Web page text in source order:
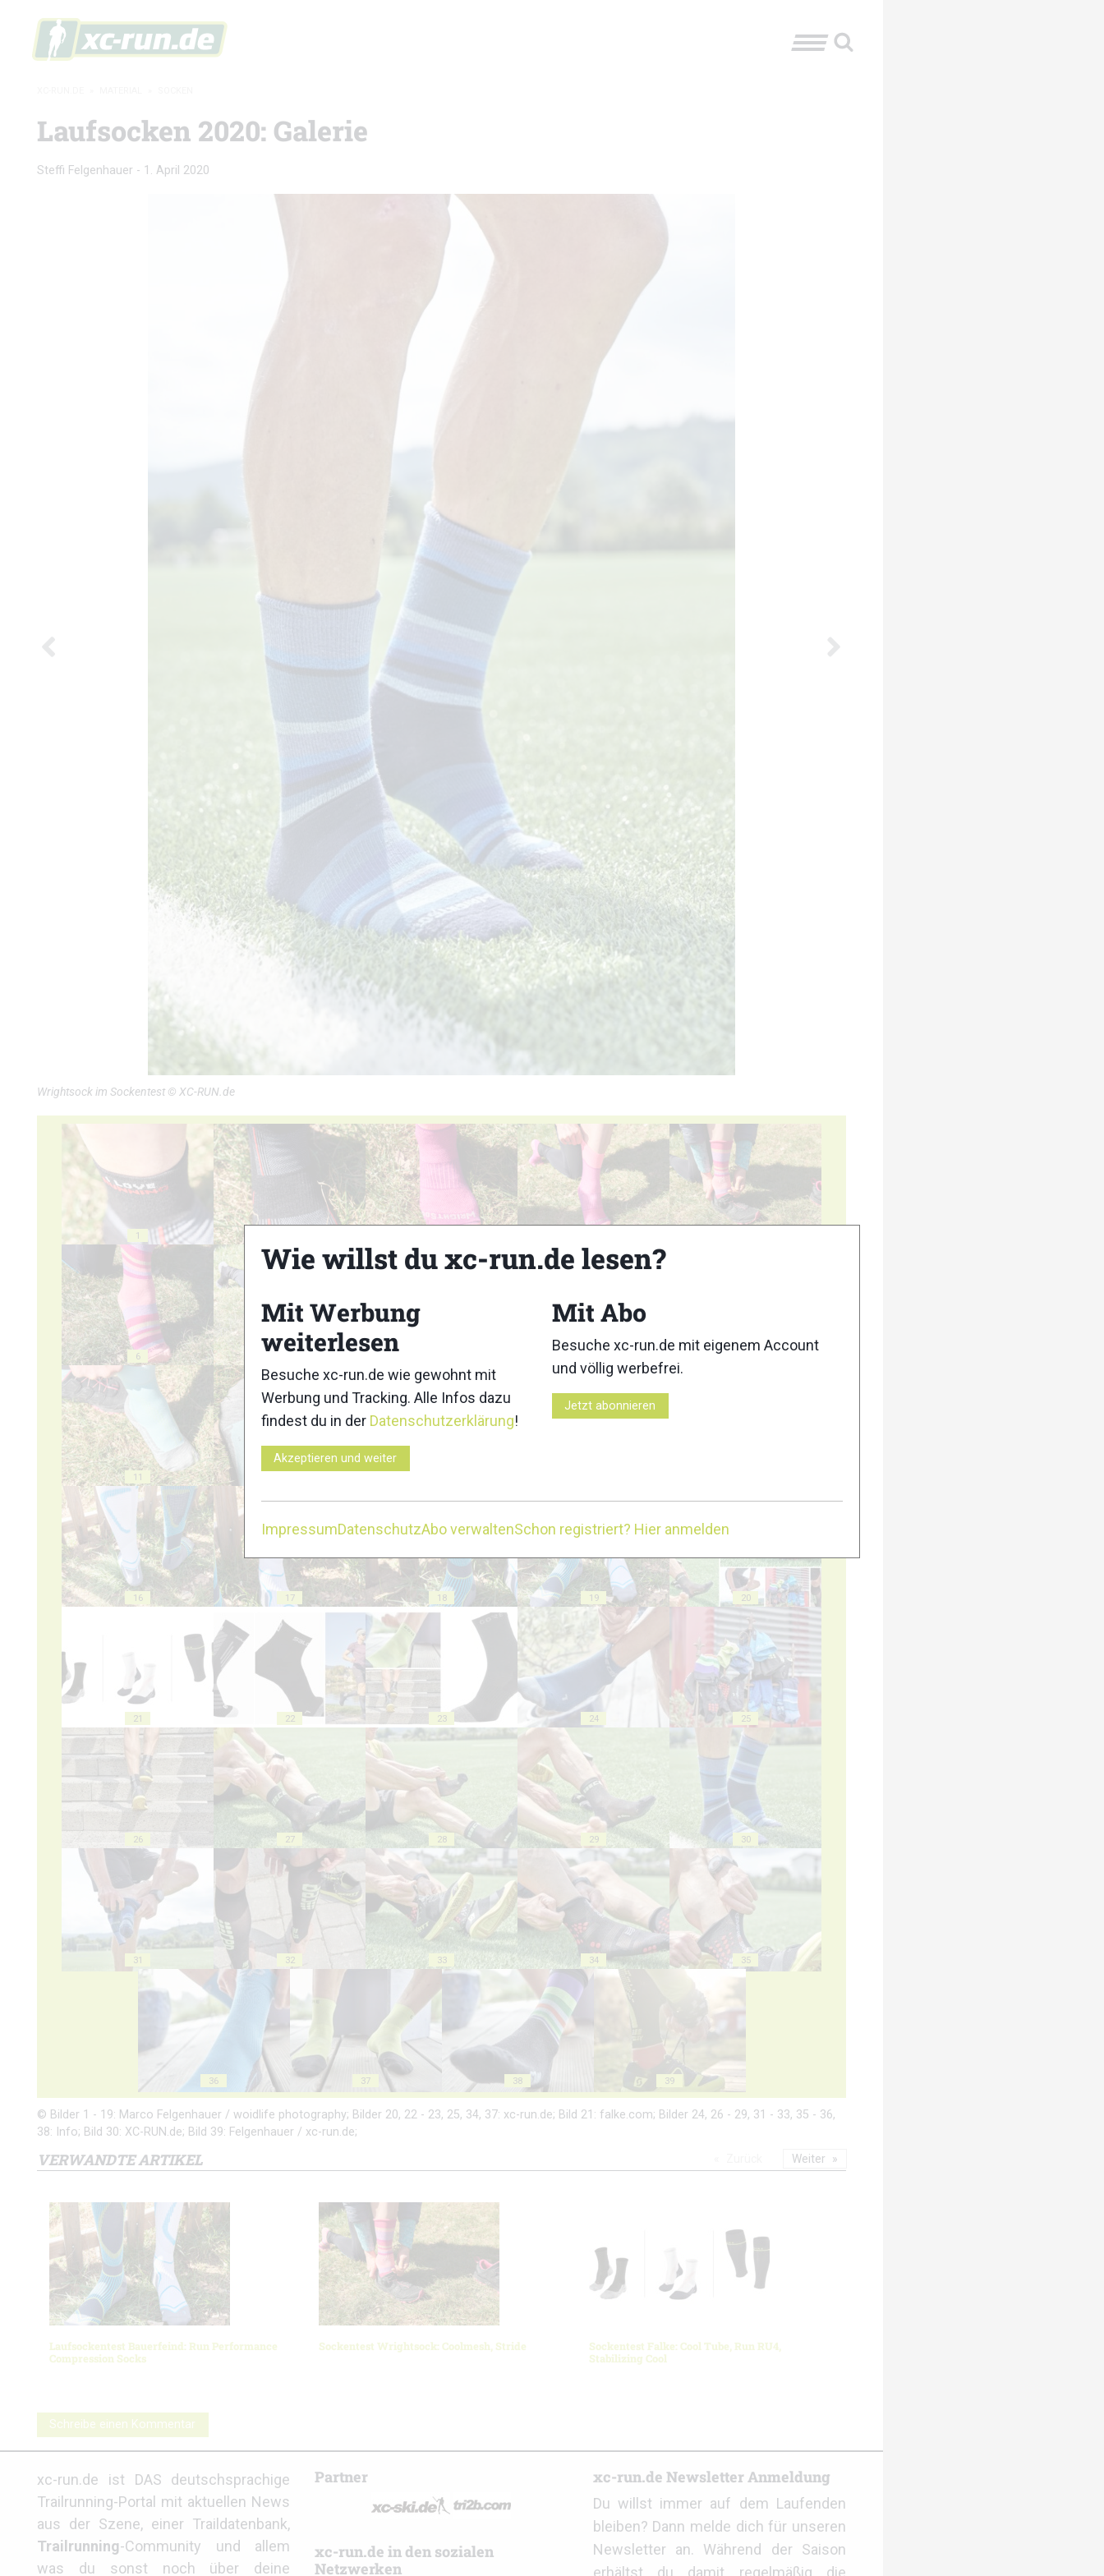
Laufsocken 2020: Galerie
Steffi Felgenhauer - 1. April 2020
Wrightsock im Sockentest © XC-RUN.de
1
6
11
16 17 18 19 20
21 22 23 24 25
26 27 28 29 30
31 32 33 34 35
36 37 38 39
© Bilder 1 - 19: Marco Felgenhauer / woidlife photography; Bilder 20, 22 - 23, 25, 34, 37: xc-run.de; Bild 21: falke.com; Bilder 24, 26 - 29, 31 - 33, 35 - 36,
38: Info; Bild 30: XC-RUN.de; Bild 39: Felgenhauer / xc-run.de;
VERWANDTE ARTIKEL
Laufsockentest Bauerfeind: Run Performance
Compression Socks
Sockentest Wrightsock: Coolmesh, Stride
Sockentest Falke: Cool Tube, Run RU4,
Stabilizing Cool
Weiter
Schreibe einen Kommentar
xc-run.de ist DAS deutschsprachige
Trailrunning-Portal mit aktuellen News
aus der Szene, einer Traildatenbank,
Trailrunning-Community und allem
was du sonst noch über deine
Partner
xc-run.de in den sozialen
Netzwerken
xc-run.de Newsletter Anmeldung
Du willst immer auf dem Laufenden
bleiben? Dann melde dich für unseren
Newsletter an. Während der Saison
erhältst du damit regelmäßig die
Wie willst du xc-run.de lesen?
Mit Werbung
weiterlesen
Besuche xc-run.de wie gewohnt mit
Werbung und Tracking. Alle Infos dazu
findest du in der Datenschutzerklärung!
Akzeptieren und weiter
Mit Abo
Besuche xc-run.de mit eigenem Account
und völlig werbefrei.
Jetzt abonnieren
ImpressumDatenschutzAbo verwaltenSchon registriert? Hier anmelden